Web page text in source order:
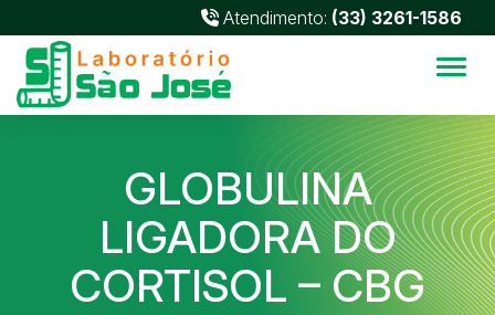
Atendimento: (33) 3261-1586
GLOBULINA
LIGADORA DO
CORTISOL – CBG